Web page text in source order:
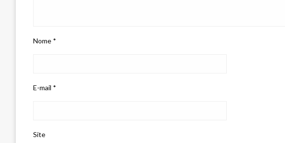
Nome *
E-mail *
Site